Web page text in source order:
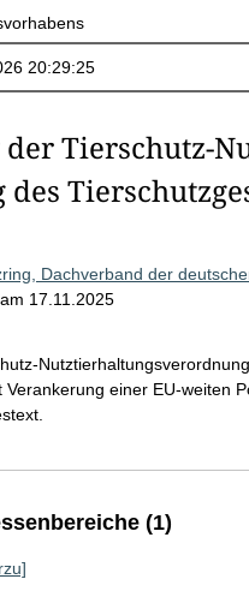
Tierschutz-
Dachverband der
am 17.11.2025
Verankerung einer EU-weiten
(1)